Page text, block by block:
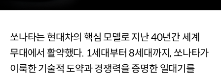
열림)
쏘나타는 현대차의 핵심 모델로 지난 40년간 세계
무대에서 활약했다. 1세대부터 8세대까지, 쏘나타가
이룩한 기술적 도약과 경쟁력을 증명한 일대기를